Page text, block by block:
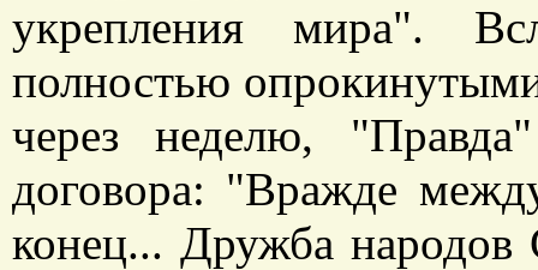
укрепления мира".
полностью
через неделю,
договора: "Вражде
конец... Дружба